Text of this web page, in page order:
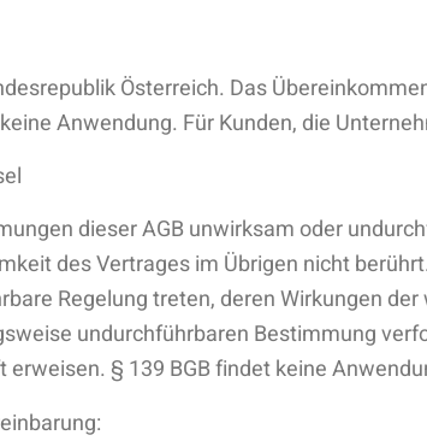
Österreich. Das
Anwendung. Für Kunden, die
dieser AGB unwirksam oder
des Vertrages im Übrigen nicht
Regelung treten, deren Wirkungen
undurchführbaren Bestimmung
erweisen. § 139 BGB findet keine